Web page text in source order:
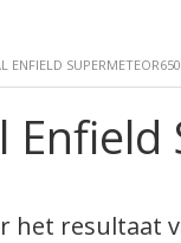
ENFIELD
het resultaat